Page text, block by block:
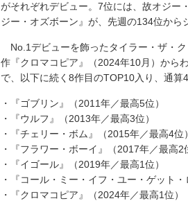
がそれぞれデビュー。7位には、故オジー
ジー・オズボーン』が、先週の134位から
No.1デビューを飾ったタイラー・ザ・
作『クロマコピア』（2024年10月）から
で、以下に続く8作目のTOP10入り、通算
・『ゴブリン』（2011年／最高5位）
・『ウルフ』（2013年／最高3位）
・『チェリー・ボム』（2015年／最高4位）
・『フラワー・ボーイ』（2017年／最高2
・『イゴール』（2019年／最高1位）
・『コール・ミー・イフ・ユー・ゲット
・『クロマコピア』（2024年／最高1位）